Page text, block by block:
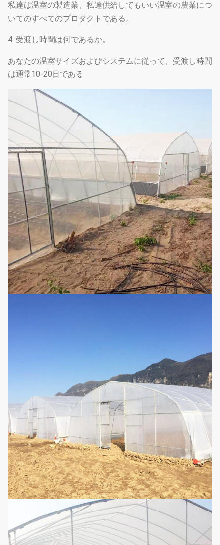
私達は温室の製造業、私達供給してもいい温室の農業につ
いてのすべてのプロダクトである。
4. 受渡し時間は何であるか。
あなたの温室サイズおよびシステムに従って、受渡し時間
は通常10-20日である